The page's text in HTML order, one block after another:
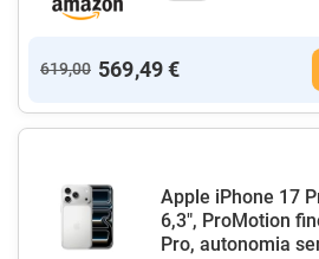
619,00 569,49 €
Apple iPhone 17
6,3", ProMotion
Pro, autonomia